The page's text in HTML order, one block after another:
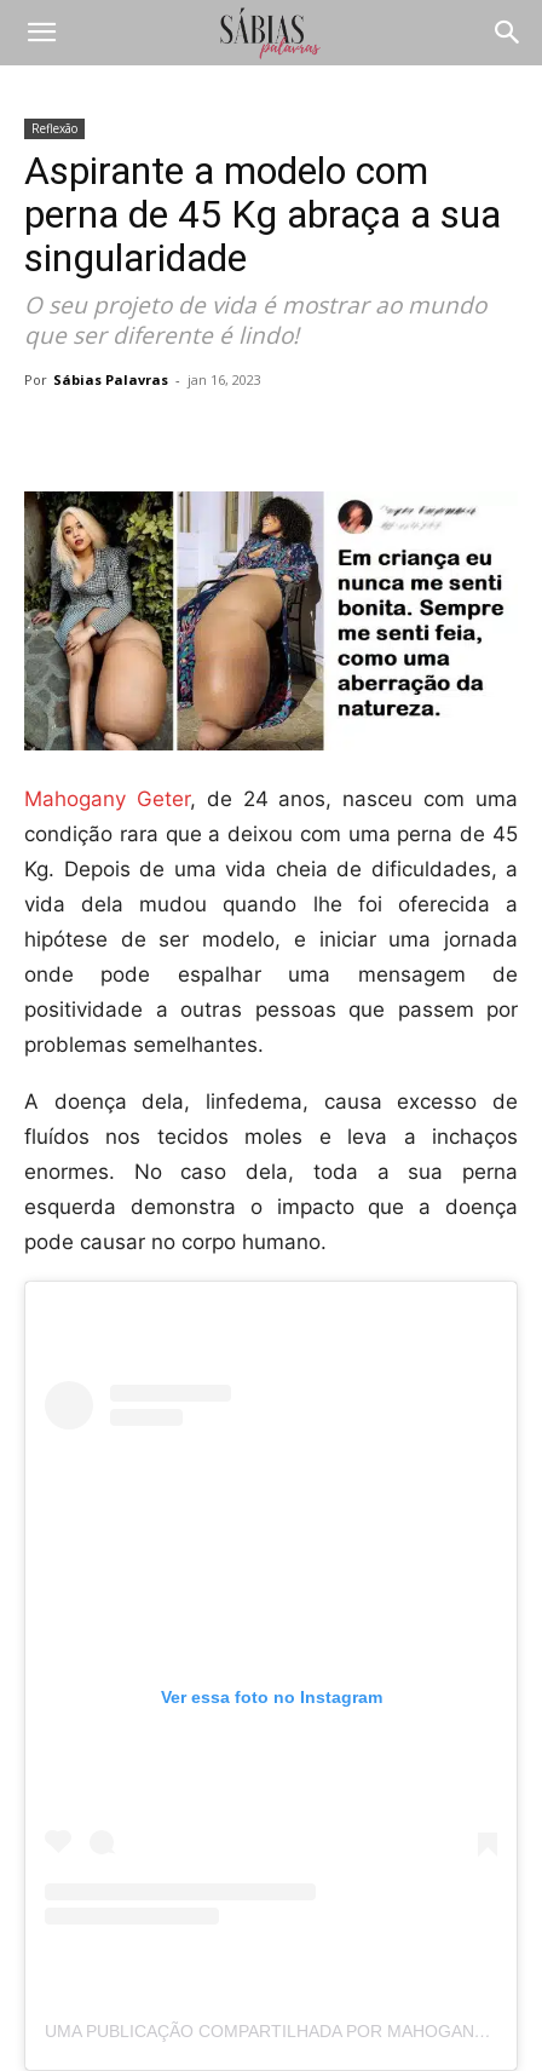
Reflexão
Aspirante a modelo com
perna de 45 Kg abraça a sua
singularidade
O seu projeto de vida é mostrar ao mundo
que ser diferente é lindo!
Por Sábias Palavras - jan 16, 2023
Mahogany Geter, de 24 anos, nasceu com uma
condição rara que a deixou com uma perna de 45
Kg. Depois de uma vida cheia de dificuldades, a
vida dela mudou quando lhe foi oferecida a
hipótese de ser modelo, e iniciar uma jornada
onde pode espalhar uma mensagem de
positividade a outras pessoas que passem por
problemas semelhantes.
A doença dela, linfedema, causa excesso de
fluídos nos tecidos moles e leva a inchaços
enormes. No caso dela, toda a sua perna
esquerda demonstra o impacto que a doença
pode causar no corpo humano.
Ver essa foto no Instagram
UMA PUBLICAÇÃO COMPARTILHADA POR MAHOGANY GETER (@LYMPH.GODDESS23)